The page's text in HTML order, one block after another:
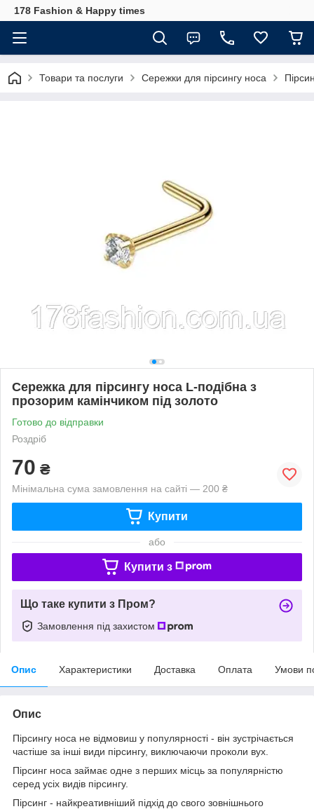
178 Fashion & Happy times
Товари та послуги Сережки для пірсингу носа
Сережка для пірсингу носа L-подібна з
прозорим камінчиком під золото
Готово до відправки
Роздріб
70 ₴
Мінімальна сума замовлення на сайті — 200 ₴
Купити
або
Купити з
Що таке купити з Пром?
Замовлення під захистом
Опис Характеристики Доставка Оплата Умови
Опис
Пірсингу носа не відмовиш у популярності - він зустрічається
частіше за інші види пірсингу, виключаючи проколи вух.
Пірсинг носа займає одне з перших місць за популярністю
серед усіх видів пірсингу.
Пірсинг - найкреативніший підхід до свого зовнішнього